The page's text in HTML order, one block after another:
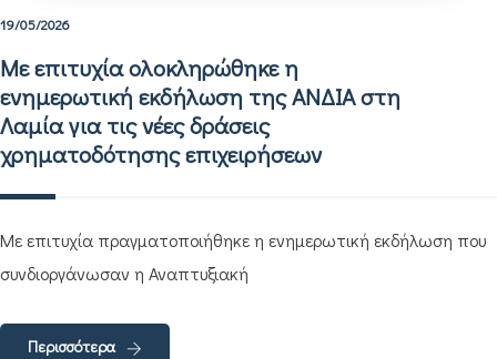
19/05/2026
Με επιτυχία ολοκληρώθηκε η
ενημερωτική εκδήλωση της ΑΝΔΙΑ στη
Λαμία για τις νέες δράσεις
χρηματοδότησης επιχειρήσεων
Με επιτυχία πραγματοποιήθηκε η ενημερωτική εκδήλωση που
συνδιοργάνωσαν η Αναπτυξιακή
Περισσότερα